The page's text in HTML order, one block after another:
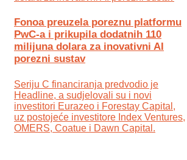
Fonoa preuzela poreznu platformu
PwC-a i prikupila dodatnih 110
milijuna dolara za inovativni AI
porezni sustav
Seriju C financiranja predvodio je
Headline, a sudjelovali su i novi
investitori Eurazeo i Forestay Capital,
uz postojeće investitore Index Ventures,
OMERS, Coatue i Dawn Capital.